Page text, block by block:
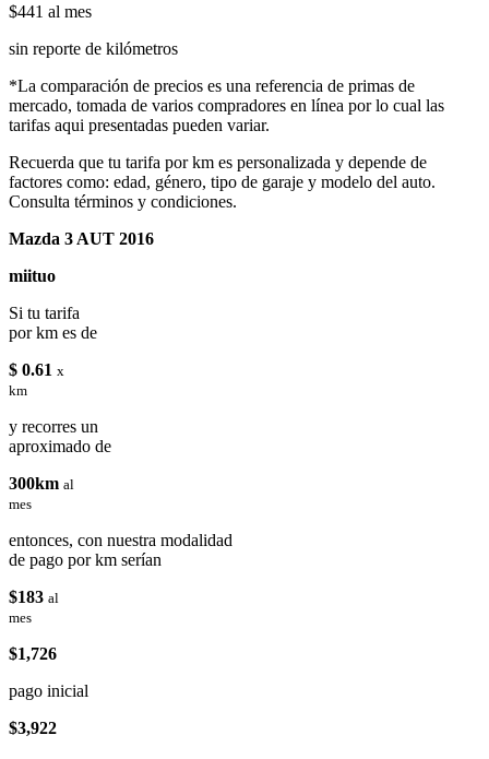
$441 al mes
sin reporte de kilómetros
*La comparación de precios es una referencia de primas de
mercado, tomada de varios compradores en línea por lo cual las
tarifas aqui presentadas pueden variar.
Recuerda que tu tarifa por km es personalizada y depende de
factores como: edad, género, tipo de garaje y modelo del auto.
Consulta términos y condiciones.
Mazda 3 AUT 2016
miituo
Si tu tarifa
por km es de
$ 0.61 x
km
y recorres un
aproximado de
300km al
mes
entonces, con nuestra modalidad
de pago por km serían
$183 al
mes
$1,726
pago inicial
$3,922